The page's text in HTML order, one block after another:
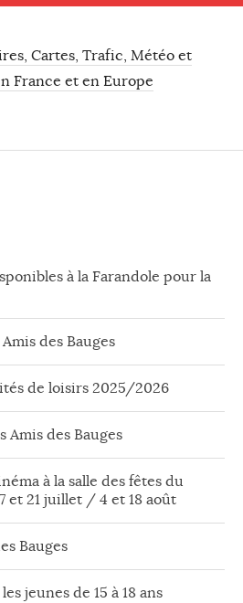
Cartes, Trafic, Météo et
France et en Europe
à la Farandole pour la
des Bauges
de loisirs 2025/2026
Amis des Bauges
à la salle des fêtes du
et 21 juillet / 4 et 18 août
Bauges
jeunes de 15 à 18 ans